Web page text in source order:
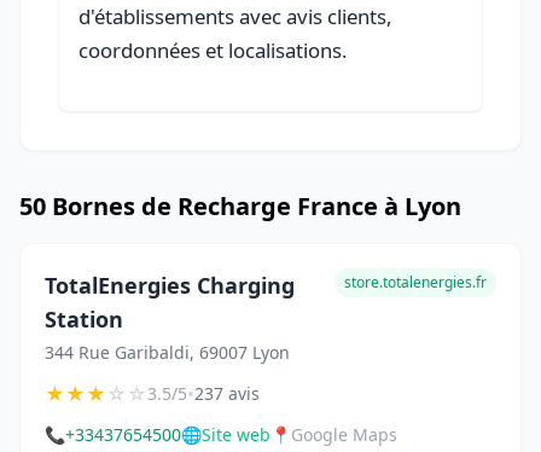
d'établissements avec avis clients,
coordonnées et localisations.
50 Bornes de Recharge France à Lyon
TotalEnergies Charging
Station
344 Rue Garibaldi, 69007 Lyon
store.totalenergies.fr
★★★☆☆3.5/5•237 avis
📞+33437654500🌐Site web 📍 Google Maps